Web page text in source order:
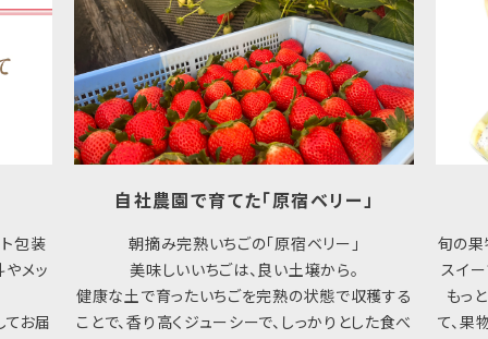
包装
メッ
てお届
自社農園で育てた「原宿ベリー」
朝摘み完熟いちごの「原宿ベリー」
美味しいいちごは、良い土壌から。
健康な土で育ったいちごを完熟の状態で収穫する
ことで、香り高くジューシーで、しっかりとした食べ
旬の
スイー
もっ
て、果